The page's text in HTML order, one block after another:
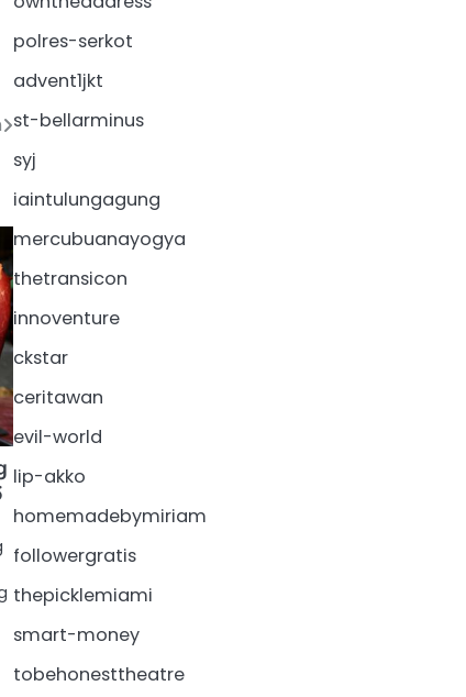
polres-serkot
advent1jkt
st-bellarminus
syj
iaintulungagung
mercubuanayogya
thetransicon
innoventure
ckstar
ceritawan
evil-world
lip-akko
homemadebymiriam
followergratis
thepicklemiami
smart-money
tobehonesttheatre